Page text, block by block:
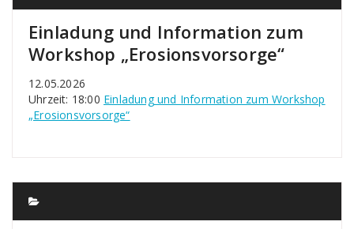
Einladung und Information zum
Workshop „Erosionsvorsorge“
12.05.2026
Uhrzeit: 18:00 Einladung und Information zum Workshop
„Erosionsvorsorge“